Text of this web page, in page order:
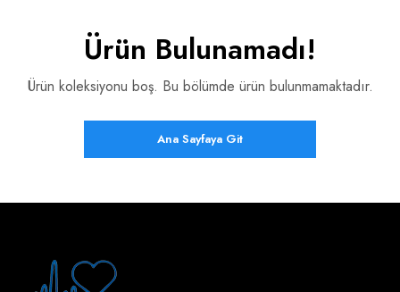
Ürün Bulunamadı!
Ürün koleksiyonu boş. Bu bölümde ürün bulunmamaktadır.
Ana Sayfaya Git